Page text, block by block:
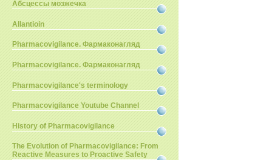
Абсцессы мозжечка
Allantioin
Pharmacovigilance. Фармаконагляд
Pharmacovigilance. Фармаконагляд
Pharmacovigilance's terminology
Pharmacovigilance Youtube Channel
History of Pharmacovigilance
The Evolution of Pharmacovigilance: From
Reactive Measures to Proactive Safety